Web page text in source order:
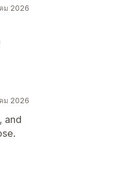
ม 2026
ม 2026
and